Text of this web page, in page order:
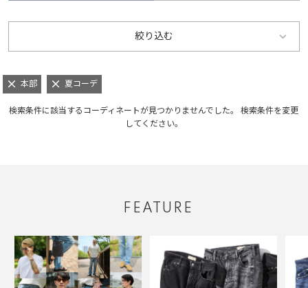
絞り込む
本部 夏コーデ
検索条件に該当するコーディネートが見つかりませんでした。 検索条件を変更
してください。
FEATURE